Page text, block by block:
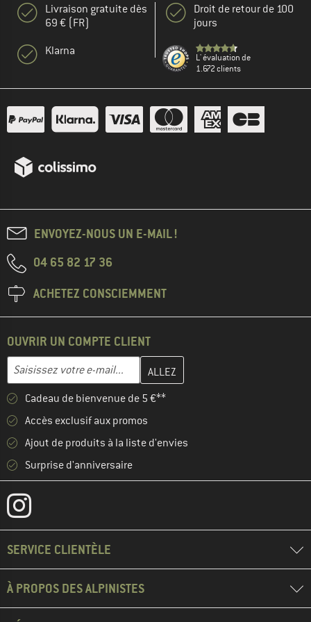
Livraison gratuite dès
69 € (FR)
Klarna
Droit de retour de 100
jours
L' évaluation de
1.672 clients
ENVOYEZ-NOUS UN E-MAIL !
04 65 82 17 36
ACHETEZ CONSCIEMMENT
OUVRIR UN COMPTE CLIENT
Saisissez votre e-mail...
Entrez votre adresse e-mail ici et créez votre compte client à la
Cadeau de bienvenue de 5 €**
Accès exclusif aux promos
Ajout de produits à la liste d'envies
Surprise d'anniversaire
SERVICE CLIENTÈLE
À PROPOS DES ALPINISTES